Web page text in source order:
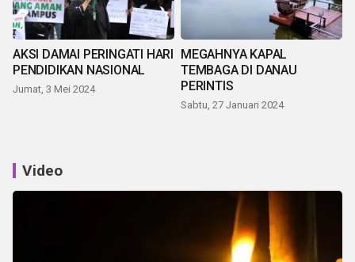
AKSI DAMAI PERINGATI HARI
PENDIDIKAN NASIONAL
Jumat, 3 Mei 2024
MEGAHNYA KAPAL
TEMBAGA DI DANAU
PERINTIS
Sabtu, 27 Januari 2024
Video